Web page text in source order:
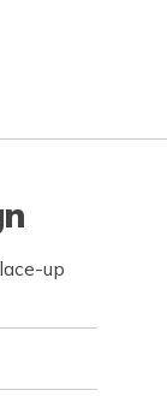
up